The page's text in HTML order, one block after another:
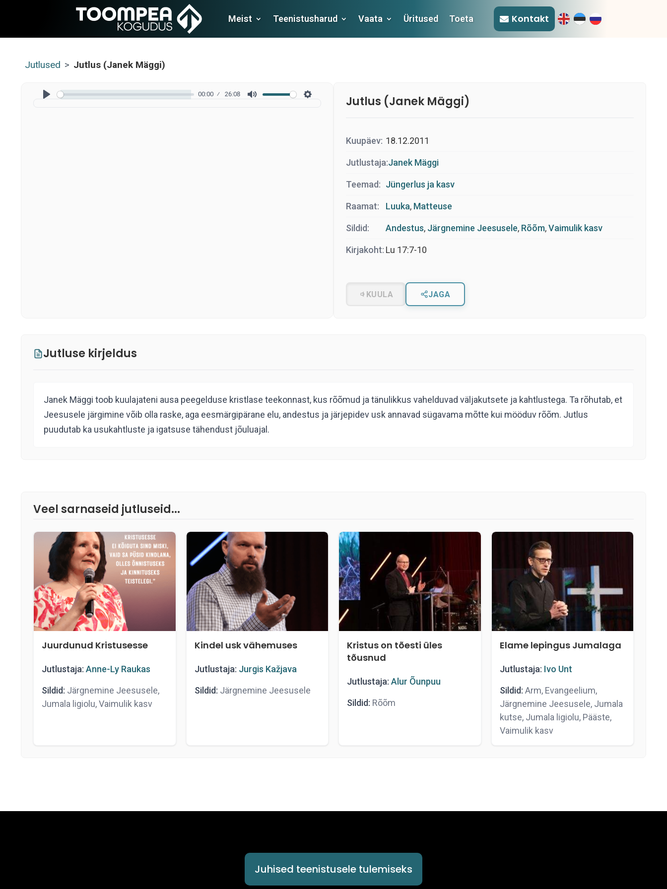
Meist Teenistusharud Vaata Üritused Toeta Kontakt
Jutlused > Jutlus (Janek Mäggi)
00:00 26:08 Jutlus (Janek Mäggi)
Kuupäev: 18.12.2011
Jutlustaja:Janek Mäggi
Teemad: Jüngerlus ja kasv
Raamat: Luuka, Matteuse
Sildid: Andestus, Järgnemine Jeesusele, Rõõm,Vaimulik kasv
Kirjakoht: Lu 17:7-10
KUULA JAGA
Jutluse kirjeldus
Janek Mäggi toob kuulajateni ausa peegelduse kristlase teekonnast, kus rõõmud ja tänulikkus vahelduvad väljakutsete ja kahtlustega. Ta rõhutab, et
Jeesusele järgimine võib olla raske, aga eesmärgipärane elu, andestus ja järjepidev usk annavad sügavama mõtte kui mööduv rõõm. Jutlus
puudutab ka usukahtluste ja igatsuse tähendust jõuluajal.
Veel sarnaseid jutluseid...
Juurdunud Kristusesse
Jutlustaja: Anne-Ly Raukas
Sildid: Järgnemine Jeesusele,
Jumala ligiolu, Vaimulik kasv
Kindel usk vähemuses
Jutlustaja: Jurgis Kažjava
Sildid: Järgnemine Jeesusele
Kristus on tõesti üles
tõusnud
Jutlustaja: Alur Õunpuu
Sildid: Rõõm
Elame lepingus Jumalaga
Jutlustaja: Ivo Unt
Sildid: Arm, Evangeelium,
Järgnemine Jeesusele, Jumala
kutse, Jumala ligiolu, Pääste,
Vaimulik kasv
Juhised teenistusele tulemiseks